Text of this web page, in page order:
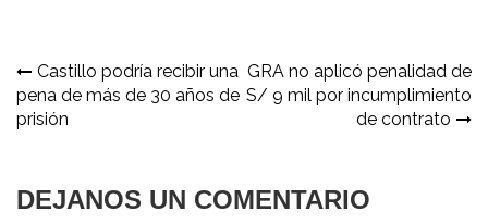
Navegación
de
Castillo podría recibir una
pena de más de 30 años de
prisión
GRA no aplicó penalidad de
S/ 9 mil por incumplimiento
de contrato
DEJANOS UN COMENTARIO